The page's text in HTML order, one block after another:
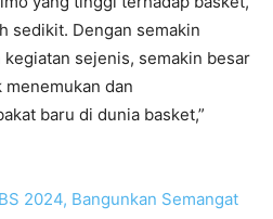
sedikit. Dengan semakin
sejenis, semakin besar
dan
baru di dunia basket,”